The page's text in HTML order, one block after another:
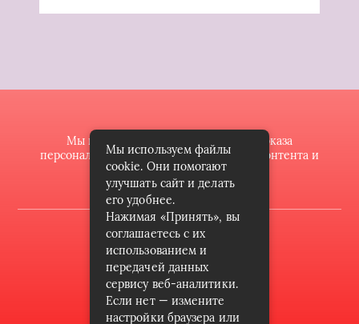
Мы используем файлы cookie для показа
персонализированной рекламы и/или контента и
анализа нашего трафика.
2022 © butik-doll.ru
Карта сайта
Контакты
Пользовательское соглашение
Мы используем файлы
cookie. Они помогают
улучшать сайт и делать
его удобнее.
Нажимая «Принять», вы
соглашаетесь с их
использованием и
передачей данных
сервису веб-аналитики.
Если нет — измените
настройки браузера или